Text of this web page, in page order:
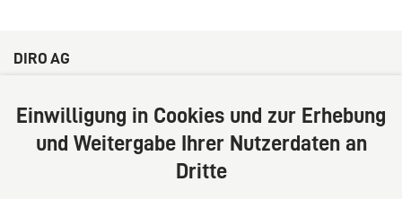
DIRO AG
20354 Hamburg
Deutschland
Tel: +49 (0) 40 41352231
Einwilligung in Cookies und zur Erhebung
und Weitergabe Ihrer Nutzerdaten an
Dritte